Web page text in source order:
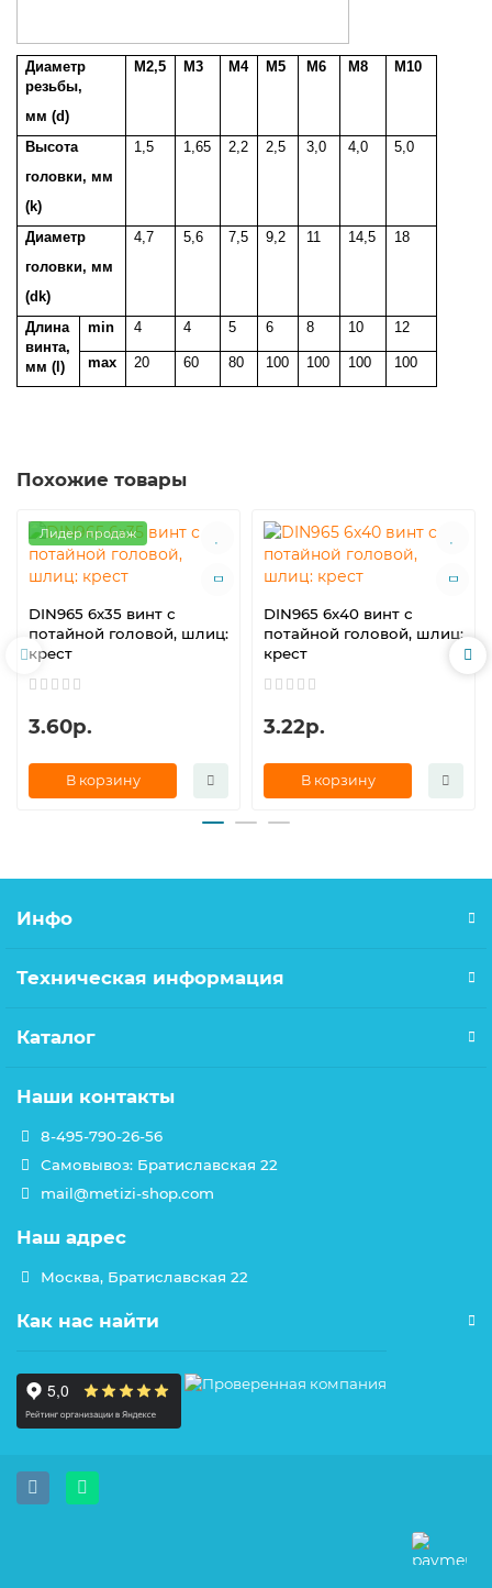
Диаметр
резьбы,
мм (d)
M2,5 M3 M4 M5 M6 M8 M10
Высота
головки, мм
(k)
1,5 1,65 2,2 2,5 3,0 4,0 5,0
Диаметр
головки, мм
(dk)
4,7 5,6 7,5 9,2 11 14,5 18
Длина
винта,
мм (l)
min 4 4 5 6 8 10 12
max 20 60 80 100 100 100 100
Похожие товары
Лидер продаж
DIN965 6х35 винт с
потайной головой, шлиц:
крест
3.60р.
В корзину
DIN965 6х40 винт с
потайной головой, шлиц:
крест
3.22р.
В корзину
Инфо
Техническая информация
Каталог
Наши контакты
8-495-790-26-56
Самовывоз: Братиславская 22
mail@metizi-shop.com
Наш адрес
Москва, Братиславская 22
Как нас найти